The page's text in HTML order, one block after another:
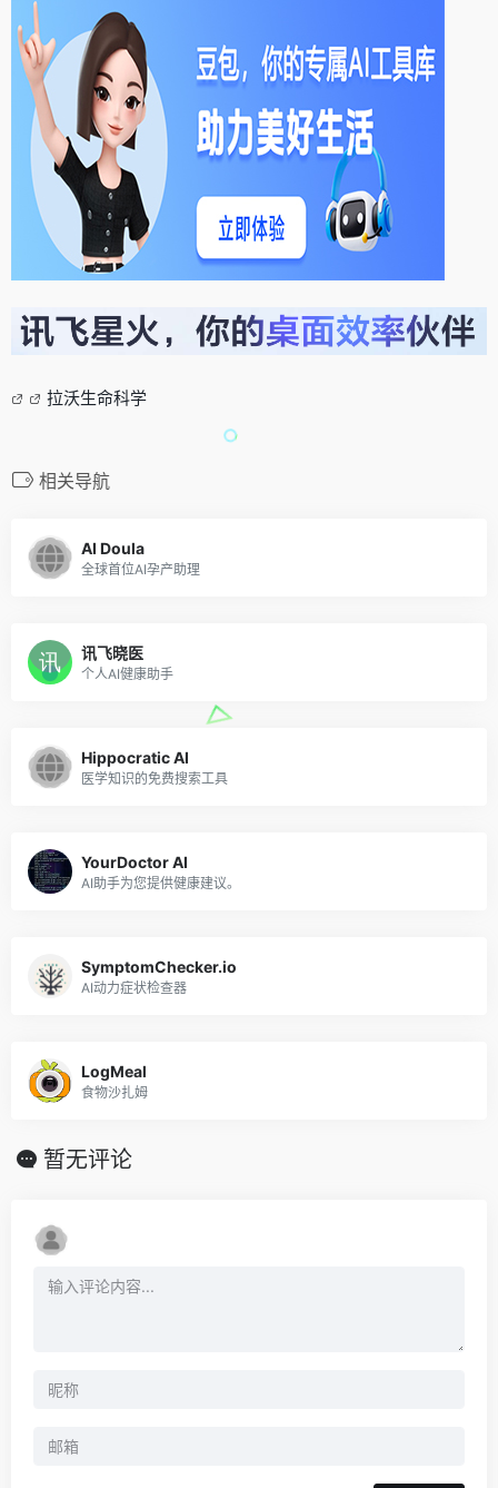
拉沃生命科学
相关导航
AI Doula
全球首位AI孕产助理
讯飞晓医
个人AI健康助手
Hippocratic AI
医学知识的免费搜索工具
YourDoctor AI
AI助手为您提供健康建议。
SymptomChecker.io
AI动力症状检查器
LogMeal
食物沙扎姆
暂无评论